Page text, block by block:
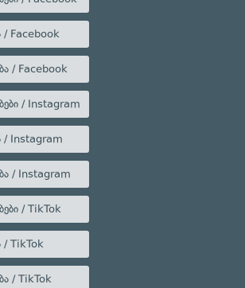
/ Facebook
/ Facebook
/ Instagram
/ Instagram
/ Instagram
/ TikTok
/ TikTok
/ TikTok